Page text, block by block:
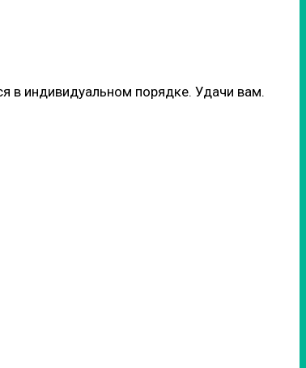
в индивидуальном порядке. Удачи вам.